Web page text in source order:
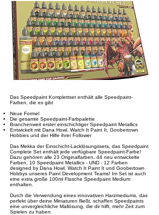
Das Speedpaint Komplettset enthält alle Speedpaint-
Farben, die es gibt
Neue Formel
Die gesamte Speedpaint-Farbpalette
Branchenweit erster einschichtiger Speedpaint Metallics
Entwickelt mit Dana Howl, Watch It Paint It, Goobertown
Hobbies und der Hilfe ihrer Follower
Das Mekka der Einschicht-Lacklösungssets, das Speedpaint
Complete Set enthält jede verfügbare Speedpaint-Farbe!
Dazu gehören alle 23 Originalfarben, 44 neu entwickelte
Farben, 10 Speedpaint Metallics - UND - 12 Farben
designed by Dana Howl, Watch It Paint It und Goobertown
Hobbys unseres Paint Development Teams! Im Set ist auch
eine extra große 100ml Flasche Speedpaint Medium
enthalten.
Durch die Verwendung eines innovativen Harzmediums, das
perfekt über deine Miniaturen fließt, schaffen Speedpaints
eine unvergleichliche Mallösung, die dir hilft, mehr Zeit zum
Spielen zu haben.